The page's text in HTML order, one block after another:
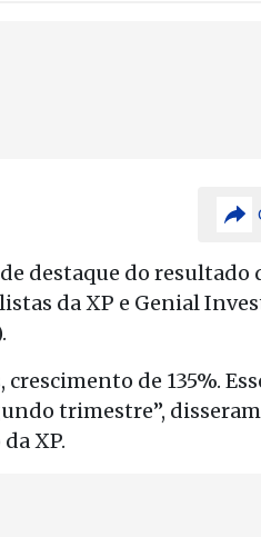
destaque do resultado
da XP e Genial
de 135%.
trimestre”,
XP.